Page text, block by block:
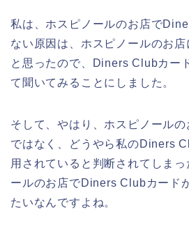
私は、ホスピノールのお店で
ない原因は、ホスピノールのお
と思ったので、Diners Clubカー
て聞いてみることにしました。
そして、やはり、ホスピノール
ではなく、どうやら私のDiners
用されていると判断されてしま
ールのお店でDiners Clubカード
たいなんですよね。